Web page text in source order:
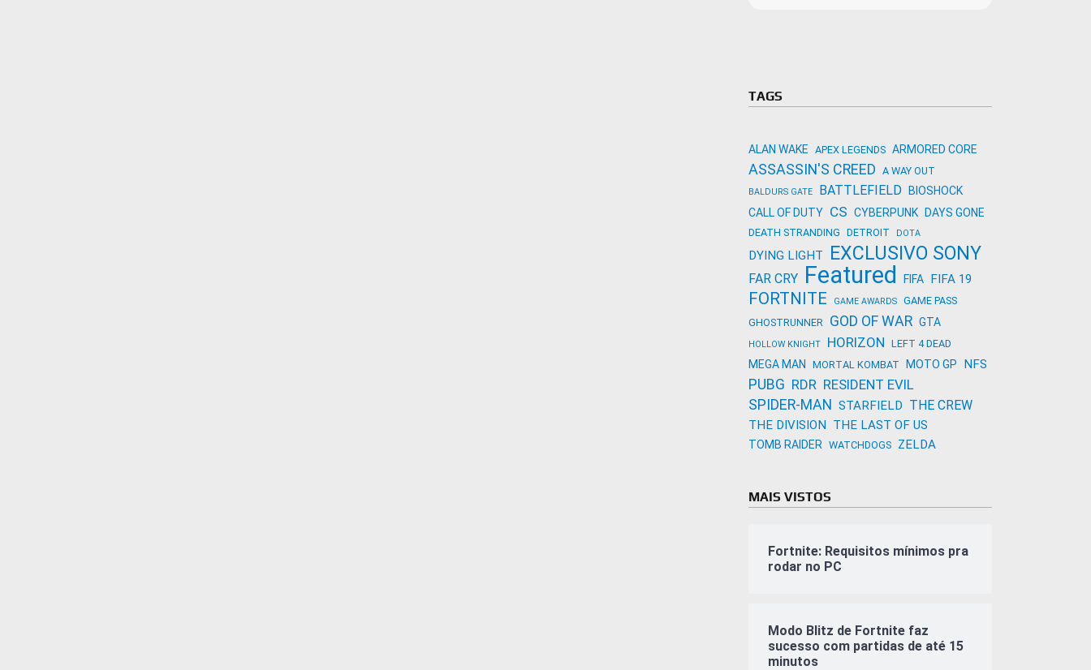
TAGS
ALAN WAKE APEX LEGENDS ARMORED CORE
ASSASSIN'S CREED A WAY OUT
BALDURS GATE BATTLEFIELD
BIOSHOCK
CALL OF DUTY CS CYBERPUNK DAYS GONE
DEATH STRANDING DETROIT DOTA
DYING LIGHT EXCLUSIVO SONY
FAR CRY Featured FIFA FIFA 19
FORTNITE GAME AWARDS
GAME PASS
GHOSTRUNNER GOD OF WAR GTA
HOLLOW KNIGHT HORIZON LEFT 4 DEAD
MEGA MAN MORTAL KOMBAT MOTO GP NFS
PUBG RDR RESIDENT EVIL
SPIDER-MAN STARFIELD THE CREW
THE DIVISION THE LAST OF US
TOMB RAIDER WATCHDOGS ZELDA
MAIS VISTOS
Fortnite: Requisitos mínimos pra
rodar no PC
Modo Blitz de Fortnite faz
sucesso com partidas de até 15
minutos